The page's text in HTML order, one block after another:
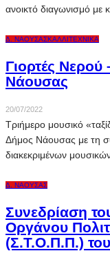
ανοικτό διαγωνισμό με
Δ. ΝΆΟΥΣΑΣΚΑΛΛΙΤΕΧΝΙΚΆ
Γιορτές
Νάουσας
20/07/2022
Τριήμερο μουσικό
Δήμος Νάουσας με τη
διακεκριμένων
Δ. ΝΆΟΥΣΑΣ
Συνεδρίαση
Οργάνου
(Σ.Τ.Ο.Π.Π.)